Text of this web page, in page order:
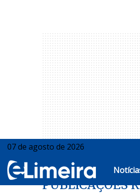
07 de agosto de 2026
PUBLICAÇÕES